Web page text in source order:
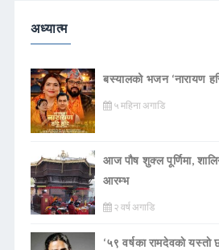
अध्यात्म
बस्यालको भजन ‘नारायण
५ महिना अगाडि
आज पौष शुक्ल पूर्णिमा,
आरम्भ
२ वर्ष अगाडि
‘५९ वर्षका रामदेवकाे यस्ताे